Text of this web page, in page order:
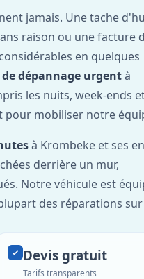
jamais. Une tache
raison ou une facture
en quelques
de dépannage urgentà
les nuits, week-ends
pour mobiliser notre
à Krombeke et ses
derrière un mur,
Notre véhicule est
des réparations sur
Devis gratuit
Tarifs transparents